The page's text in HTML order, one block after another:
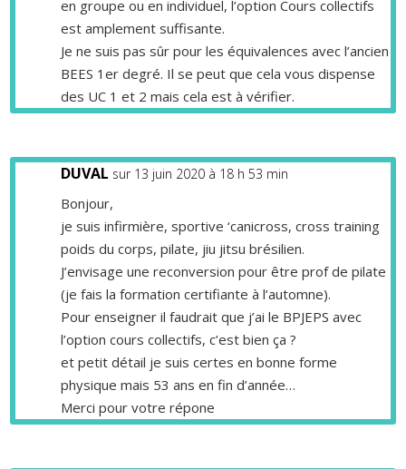
en groupe ou en individuel, l’option Cours collectifs
est amplement suffisante.
Je ne suis pas sûr pour les équivalences avec l’ancien
BEES 1er degré. Il se peut que cela vous dispense
des UC 1 et 2 mais cela est à vérifier.
DUVAL sur 13 juin 2020 à 18 h 53 min
Bonjour,
je suis infirmière, sportive ‘canicross, cross training
poids du corps, pilate, jiu jitsu brésilien.
J’envisage une reconversion pour être prof de pilate
(je fais la formation certifiante à l’automne).
Pour enseigner il faudrait que j’ai le BPJEPS avec
l’option cours collectifs, c’est bien ça ?
et petit détail je suis certes en bonne forme
physique mais 53 ans en fin d’année…
Merci pour votre répone